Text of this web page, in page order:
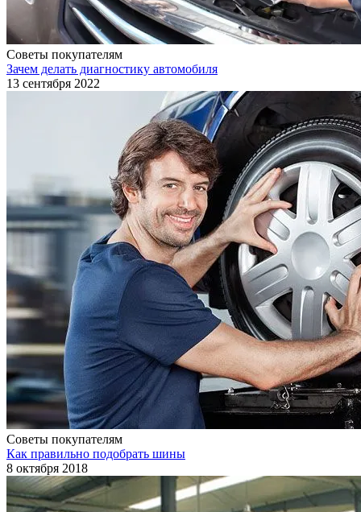
Советы покупателям
Зачем делать диагностику автомобиля
13 сентября 2022
Советы покупателям
Как правильно подобрать шины
8 октября 2018